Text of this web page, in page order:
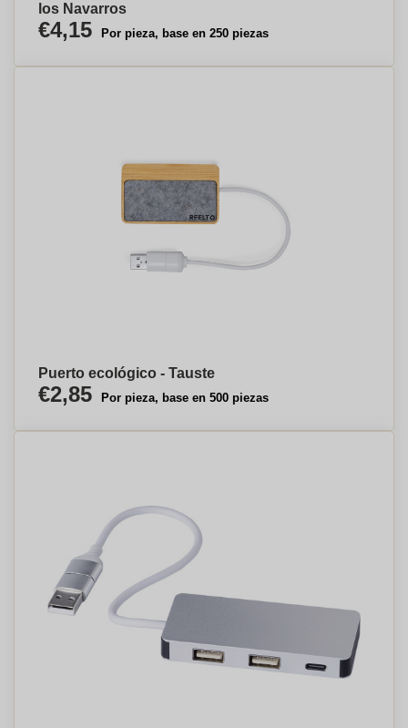
los Navarros
€4,15 Por pieza, base en 250 piezas
Puerto ecológico - Tauste
€2,85 Por pieza, base en 500 piezas